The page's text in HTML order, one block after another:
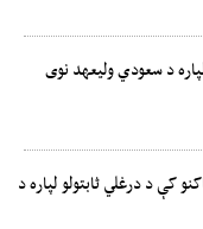
د سعودي ولیعهد نوی
کې د درغلي ثابتولو لپاره د